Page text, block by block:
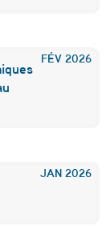
FÉV 2026
JAN 2026